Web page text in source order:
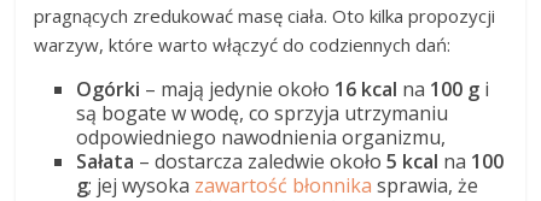
pragnących zredukować masę ciała. Oto kilka propozycji
warzyw, które warto włączyć do codziennych dań:
Ogórki – mają jedynie około 16 kcal na 100 g i
są bogate w wodę, co sprzyja utrzymaniu
odpowiedniego nawodnienia organizmu,
Sałata – dostarcza zaledwie około5 kcal na 100
g; jej wysoka zawartość błonnika sprawia, że